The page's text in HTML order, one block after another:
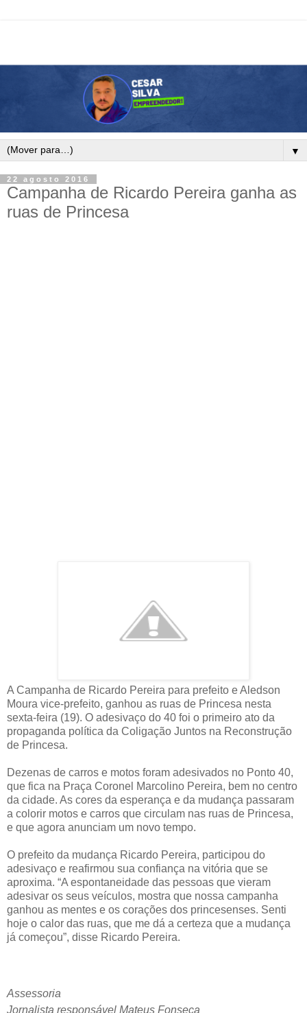
▼
22 agosto 2016
Campanha de Ricardo Pereira ganha as
ruas de Princesa
A Campanha de Ricardo Pereira para prefeito e Aledson
Moura vice-prefeito, ganhou as ruas de Princesa nesta
sexta-feira (19). O adesivaço do 40 foi o primeiro ato da
propaganda política da Coligação Juntos na Reconstrução
de Princesa.
Dezenas de carros e motos foram adesivados no Ponto 40,
que fica na Praça Coronel Marcolino Pereira, bem no centro
da cidade. As cores da esperança e da mudança passaram
a colorir motos e carros que circulam nas ruas de Princesa,
e que agora anunciam um novo tempo.
O prefeito da mudança Ricardo Pereira, participou do
adesivaço e reafirmou sua confiança na vitória que se
aproxima. “A espontaneidade das pessoas que vieram
adesivar os seus veículos, mostra que nossa campanha
ganhou as mentes e os corações dos princesenses. Senti
hoje o calor das ruas, que me dá a certeza que a mudança
já começou”, disse Ricardo Pereira.
Assessoria
Jornalista responsável Mateus Fonseca